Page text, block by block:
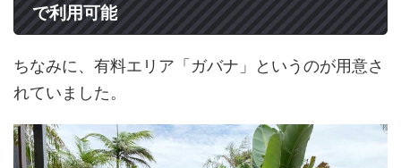
で利用可能
ちなみに、有料エリア「ガバナ」というのが用意さ
れていました。